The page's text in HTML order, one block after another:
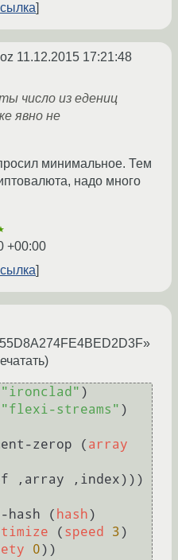
11.12.2015 17:21:48
число из едениц
явно не
минимальное. Тем
надо много
+00:00
"ironclad" )
"flexi-streams" )
zerop ( array
hash ( hash)
( speed 3)
0))